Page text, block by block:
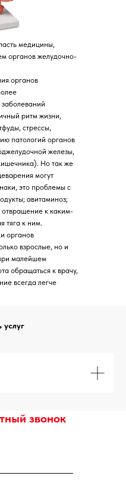
медицины,
органов желудочно-
органов
ритм жизни,
стрессы,
патологий органов
железы,
Но так же
могут
это проблемы с
авитаминоз;
отвращение к каким-
тяга к ним.
органов
взрослые, но и
малейшем
обращаться к врачу,
всегда легче
услуг
звонок